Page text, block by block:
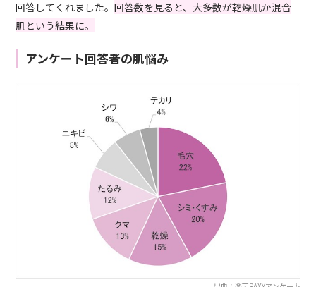
回答してくれました。回答数を見ると、大多数が乾燥肌か混合
肌という結果に。
アンケート回答者の肌悩み